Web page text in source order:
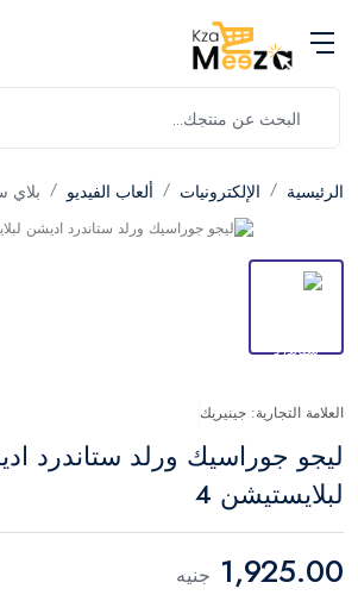
الرئيسية الإلكترونيات ألعاب الفيديو بلاي
العلامة التجارية: جينيريك
ليجو جوراسيك ورلد ستاندرد
لبلايستيشن 4
1,925.00 جنيه